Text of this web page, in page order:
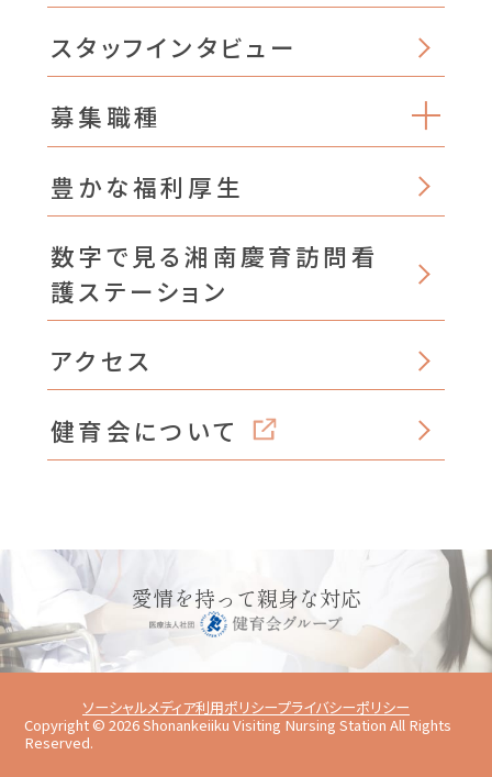
スタッフインタビュー
募集職種
豊かな福利厚生
数字で見る湘南慶育訪問看
護ステーション
アクセス
健育会について
愛情を持って親身な対応
ソーシャルメディア利用ポリシープライバシーポリシー
Copyright © 2026Shonankeiiku Visiting Nursing Station All Rights
Reserved.